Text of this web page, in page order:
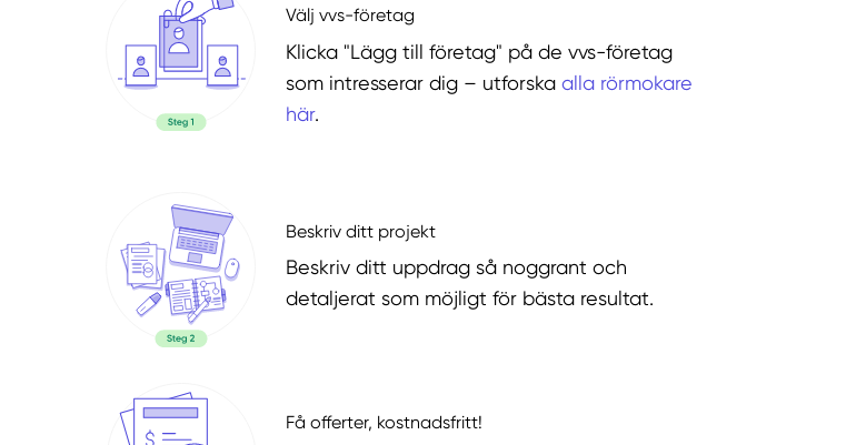
Välj vvs-företag
Klicka "Lägg till företag" på de vvs-företag
som intresserar dig – utforska alla rörmokare
här.
Beskriv ditt projekt
Beskriv ditt uppdrag så noggrant och
detaljerat som möjligt för bästa resultat.
Få offerter, kostnadsfritt!